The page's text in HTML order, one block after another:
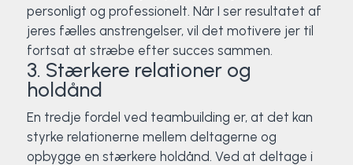
personligt og professionelt. Når I ser resultatet af
jeres fælles anstrengelser, vil det motivere jer til
fortsat at stræbe efter succes sammen.
3. Stærkere relationer og
holdånd
En tredje fordel ved teambuilding er, at det kan
styrke relationerne mellem deltagerne og
opbygge en stærkere holdånd. Ved at deltage i